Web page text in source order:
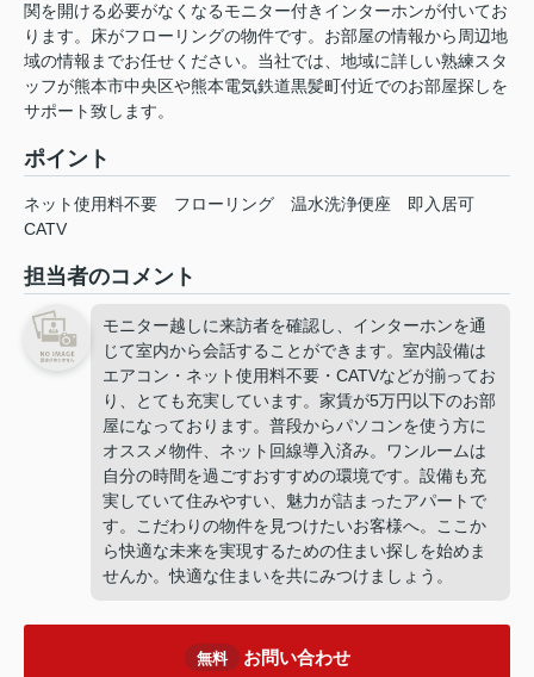
関を開ける必要がなくなるモニター付きインターホンが付いてお
ります。床がフローリングの物件です。お部屋の情報から周辺地
域の情報までお任せください。当社では、地域に詳しい熟練スタ
ッフが熊本市中央区や熊本電気鉄道黒髪町付近でのお部屋探しを
サポート致します。
ポイント
ネット使用料不要 フローリング 温水洗浄便座
即入居可
CATV
担当者のコメント
モニター越しに来訪者を確認し、インターホンを通
じて室内から会話することができます。室内設備は
エアコン・ネット使用料不要・CATVなどが揃ってお
り、とても充実しています。家賃が5万円以下のお部
屋になっております。普段からパソコンを使う方に
オススメ物件、ネット回線導入済み。ワンルームは
自分の時間を過ごすおすすめの環境です。設備も充
実していて住みやすい、魅力が詰まったアパートで
す。こだわりの物件を見つけたいお客様へ。ここか
ら快適な未来を実現するための住まい探しを始めま
せんか。快適な住まいを共にみつけましょう。
無料 お問い合わせ